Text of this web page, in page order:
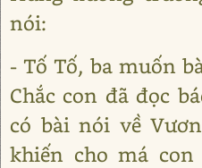
nói:
- Tố Tố, ba muốn
Chắc con đã đọc
có bài nói về
khiến cho má